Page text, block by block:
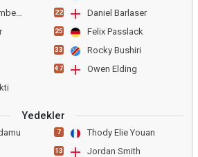
Alex Oxlade-Chamberlain 22 Daniel Barlaser
25 Felix Passlack
33 Rocky Bushiri
47 Owen Elding
Yedekler
7 Thody Elie Youan
13 Jordan Smith